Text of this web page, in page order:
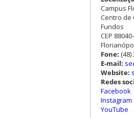
Campus
Centro de
Fundos
CEP
Fone: (48)
E-mail:
Website:
Redes
Facebook
Instagram
YouTube